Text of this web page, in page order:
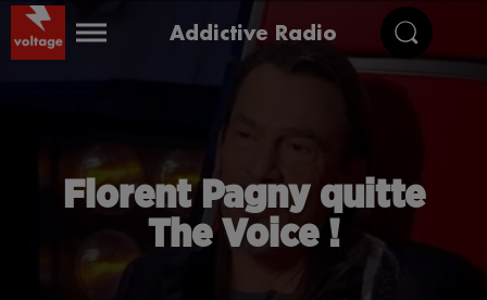
Addictive Radio
Florent Pagny quitte
The Voice !